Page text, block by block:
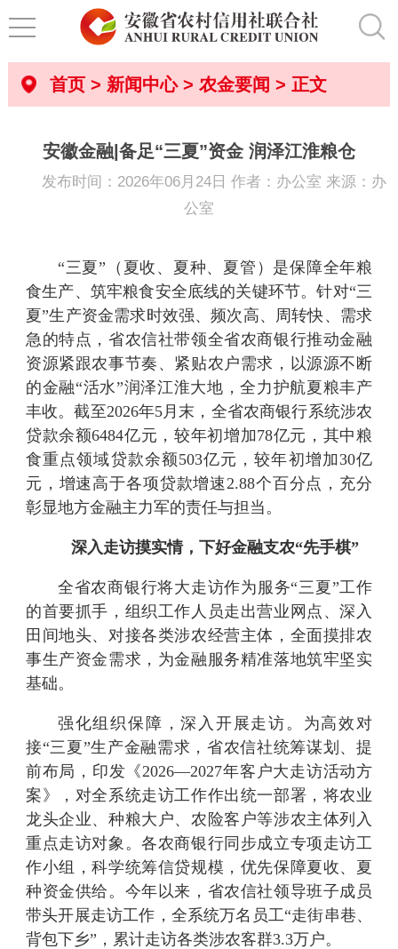
首页> 新闻中心> 农金要闻 > 正文
安徽金融|备足“三夏”资金 润泽江淮粮仓
发布时间：2026年06月24日 作者：办公室 来源：办
公室
“三夏”（夏收、夏种、夏管）是保障全年粮
食生产、筑牢粮食安全底线的关键环节。针对“三
夏”生产资金需求时效强、频次高、周转快、需求
急的特点，省农信社带领全省农商银行推动金融
资源紧跟农事节奏、紧贴农户需求，以源源不断
的金融“活水”润泽江淮大地，全力护航夏粮丰产
丰收。截至2026年5月末，全省农商银行系统涉农
贷款余额6484亿元，较年初增加78亿元，其中粮
食重点领域贷款余额503亿元，较年初增加30亿
元，增速高于各项贷款增速2.88个百分点，充分
彰显地方金融主力军的责任与担当。
深入走访摸实情，下好金融支农“先手棋”
全省农商银行将大走访作为服务“三夏”工作
的首要抓手，组织工作人员走出营业网点、深入
田间地头、对接各类涉农经营主体，全面摸排农
事生产资金需求，为金融服务精准落地筑牢坚实
基础。
强化组织保障，深入开展走访。为高效对
接“三夏”生产金融需求，省农信社统筹谋划、提
前布局，印发《2026—2027年客户大走访活动方
案》，对全系统走访工作作出统一部署，将农业
龙头企业、种粮大户、农险客户等涉农主体列入
重点走访对象。各农商银行同步成立专项走访工
作小组，科学统筹信贷规模，优先保障夏收、夏
种资金供给。今年以来，省农信社领导班子成员
带头开展走访工作，全系统万名员工“走街串巷、
背包下乡”，累计走访各类涉农客群3.3万户。